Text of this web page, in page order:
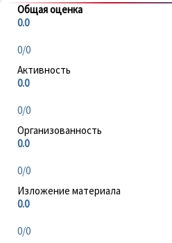
Общая оценка
0.0
0/0
Активность
0.0
0/0
Организованность
0.0
0/0
Изложение материала
0.0
0/0